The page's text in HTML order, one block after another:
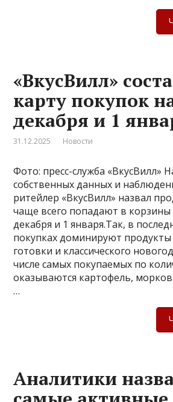
«ВкусВилл»
карту покупок
декабря и 1
31.12.2025 Новости
Фото: пресс-служба «ВкусВилл»
собственных данных и
ритейлер «ВкусВилл» назвал
чаще всего попадают в корзины
декабря и 1 января.Так, в
покупках доминируют
готовки и классического
числе самых покупаемых по
оказываются картофель,
…
Аналитики